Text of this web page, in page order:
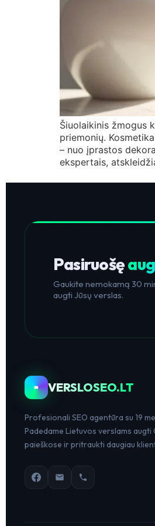
Šiuolaikinis žmogus
priemonių.
– nuo įprastos
ekspertais,
Pasiruošę
Gaukite nemokamą 30
augti Jūsų verslas.
VERSLOSEO.LT
Profesionali SEO agentūra su 19
Padedame Lietuvos verslams augti
paieškose ir pritraukti daugiau